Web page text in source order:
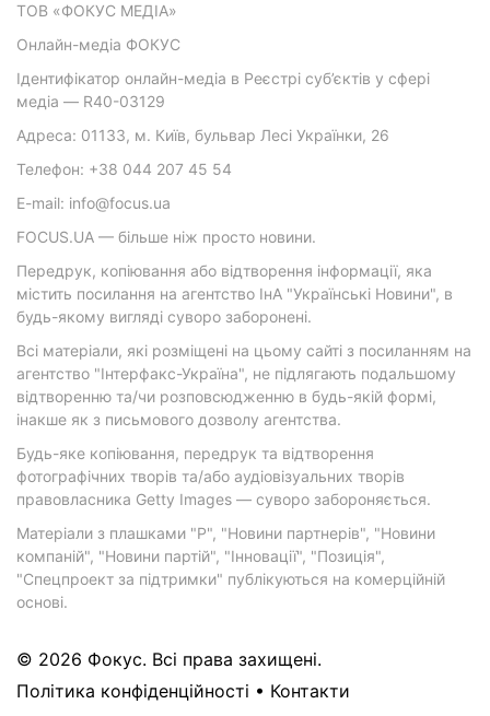
ТОВ «ФОКУС МЕДІА»
Онлайн-медіа ФОКУС
Ідентифікатор онлайн-медіа в Реєстрі суб’єктів у сфері
медіа — R40-03129
Адреса: 01133, м. Київ, бульвар Лесі Українки, 26
Телефон: +38 044 207 45 54
E-mail: info@focus.ua
FOCUS.UA — більше ніж просто новини.
Передрук, копіювання або відтворення інформації, яка
містить посилання на агентство ІнА "Українські Новини", в
будь-якому вигляді суворо заборонені.
Всі матеріали, які розміщені на цьому сайті з посиланням на
агентство "Інтерфакс-Україна", не підлягають подальшому
відтворенню та/чи розповсюдженню в будь-якій формі,
інакше як з письмового дозволу агентства.
Будь-яке копіювання, передрук та відтворення
фотографічних творів та/або аудіовізуальних творів
правовласника Getty Images — суворо забороняється.
Матеріали з плашками "Р", "Новини партнерів", "Новини
компаній", "Новини партій", "Інновації", "Позиція",
"Спецпроект за підтримки" публікуються на комерційній
основі.
© 2026 Фокус. Всі права захищені.
Політика конфіденційності • Контакти